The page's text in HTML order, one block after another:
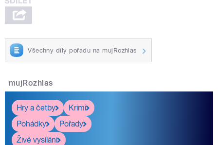
Všechny díly pořadu na mujRozhlas
mujRozhlas
Hry a četby
Krimi
Pohádky
Pořady
Živé vysílání